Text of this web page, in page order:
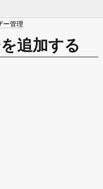
ー管理
追加する